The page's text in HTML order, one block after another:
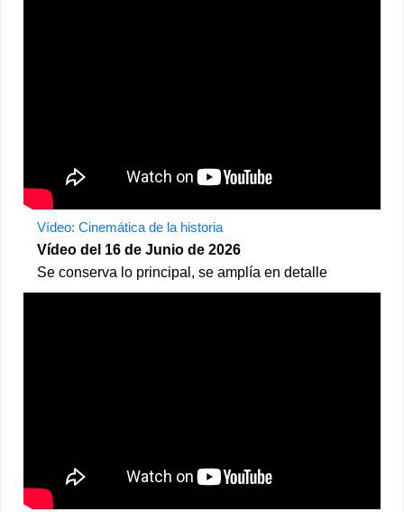
Vídeo: Cinemática de la historia
Vídeo del 16 de Junio de 2026
Se conserva lo principal, se amplía en detalle